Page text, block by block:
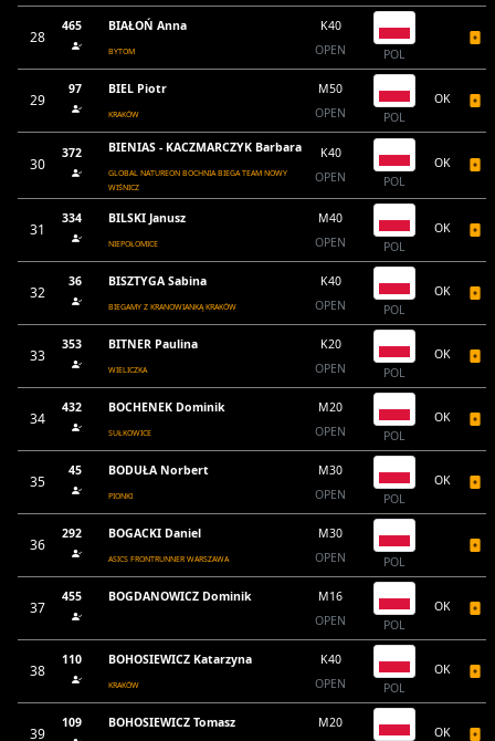
28
465 BIAŁOŃ Anna
BYTOM
K40
OPEN
POL
29
97 BIEL Piotr
KRAKÓW
M50
OPEN
POL
OK
30
372 BIENIAS - KACZMARCZYK Barbara
GLOBAL NATUREON BOCHNIA BIEGA TEAM NOWY
WIŚNICZ
K40
OPEN
POL
OK
31
334 BILSKI Janusz
NIEPOŁOMICE
M40
OPEN
POL
OK
32
36 BISZTYGA Sabina
BIEGAMY Z KRANOWIANKĄ KRAKÓW
K40
OPEN
POL
OK
33
353 BITNER Paulina
WIELICZKA
K20
OPEN
POL
OK
34
432 BOCHENEK Dominik
SUŁKOWICE
M20
OPEN
POL
OK
35
45 BODUŁA Norbert
PIONKI
M30
OPEN
POL
OK
36
292 BOGACKI Daniel
ASICS FRONTRUNNER WARSZAWA
M30
OPEN
POL
37
455 BOGDANOWICZ Dominik
M16
OPEN
POL
OK
38
110 BOHOSIEWICZ Katarzyna
KRAKÓW
K40
OPEN
POL
OK
39
109 BOHOSIEWICZ Tomasz
M20
OK